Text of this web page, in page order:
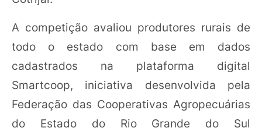
A competição avaliou produtores rurais de
todo o estado com base em dados
cadastrados na plataforma digital
Smartcoop, iniciativa desenvolvida pela
Federação das Cooperativas Agropecuárias
do Estado do Rio Grande do Sul